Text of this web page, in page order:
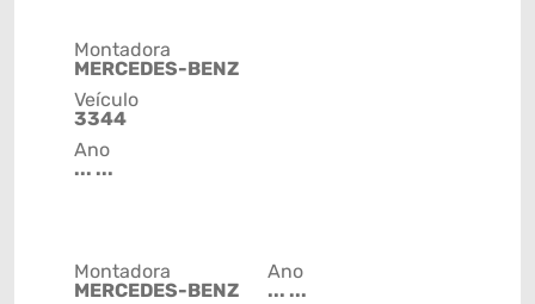
Montadora
MERCEDES-BENZ
Veículo
3344
Ano
... ...
Montadora
MERCEDES-BENZ
Ano
... ...